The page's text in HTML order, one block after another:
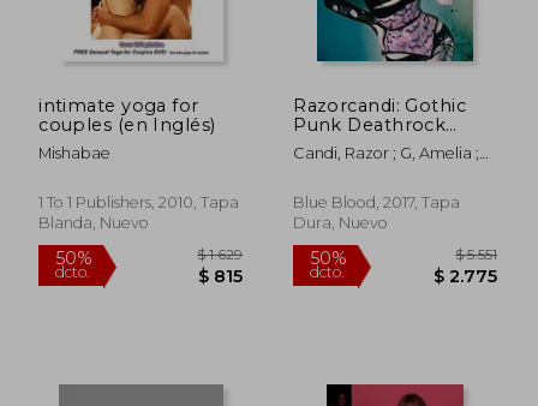
dcto. $ 1.005 dcto.
intimate yoga for
couples (en Inglés)
Mishabae
1 To 1 Publishers, 2010, Tapa
Blanda, Nuevo
Razorcandi: Gothic
Punk Deathrock
Tattoo Pinup Icon
(en Inglés)
Candi, Razor ; G, Amelia ;
Blue Blood, 2017, Tapa
Dura, Nuevo